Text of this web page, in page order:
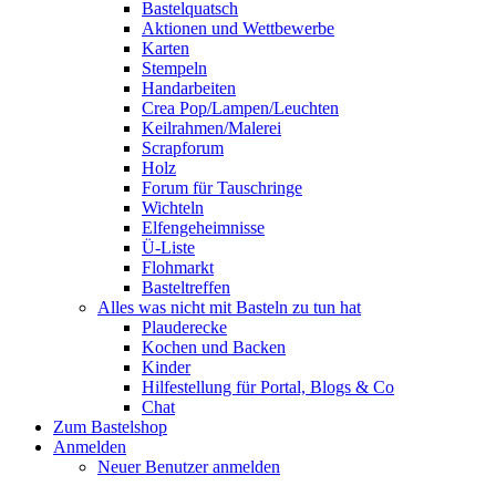
Bastelquatsch
Aktionen und Wettbewerbe
Karten
Stempeln
Handarbeiten
Crea Pop/Lampen/Leuchten
Keilrahmen/Malerei
Scrapforum
Holz
Forum für Tauschringe
Wichteln
Elfengeheimnisse
Ü-Liste
Flohmarkt
Basteltreffen
Alles was nicht mit Basteln zu tun hat
Plauderecke
Kochen und Backen
Kinder
Hilfestellung für Portal, Blogs & Co
Chat
Zum Bastelshop
Anmelden
Neuer Benutzer anmelden